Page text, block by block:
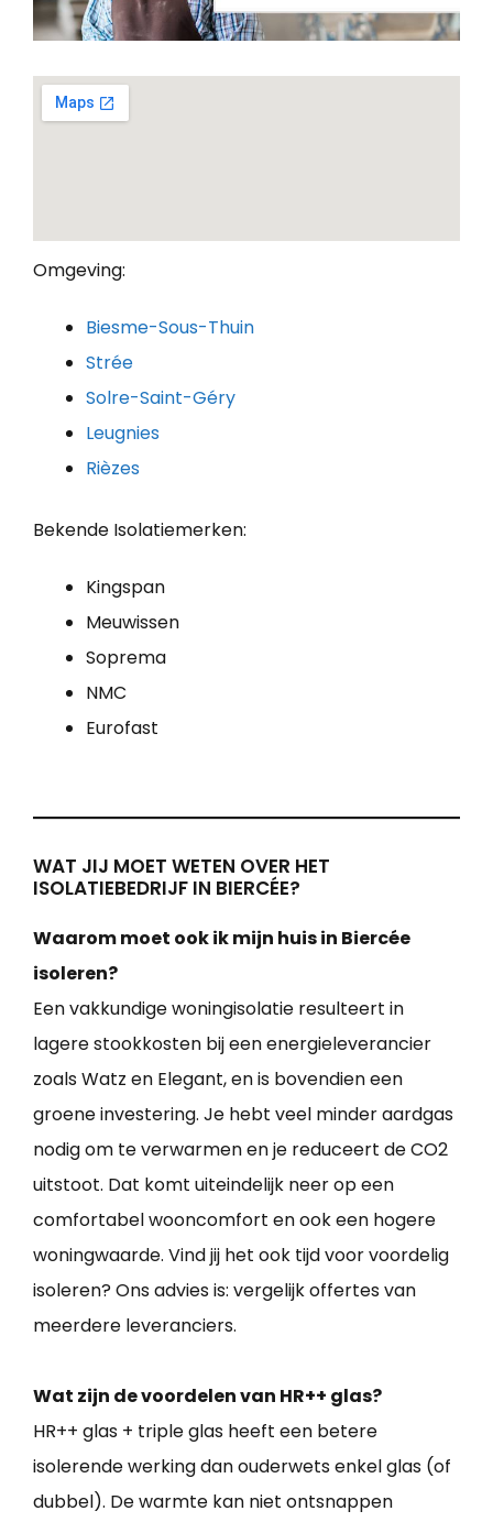
Omgeving:
Biesme-Sous-Thuin
Strée
Solre-Saint-Géry
Leugnies
Rièzes
Bekende Isolatiemerken:
Kingspan
Meuwissen
Soprema
NMC
Eurofast
WAT JIJ MOET WETEN OVER HET
ISOLATIEBEDRIJF IN BIERCÉE?
Waarom moet ook ik mijn huis in Biercée
isoleren?
Een vakkundige woningisolatie resulteert in
lagere stookkosten bij een energieleverancier
zoals Watz en Elegant, en is bovendien een
groene investering. Je hebt veel minder aardgas
nodig om te verwarmen en je reduceert de CO2
uitstoot. Dat komt uiteindelijk neer op een
comfortabel wooncomfort en ook een hogere
woningwaarde. Vind jij het ook tijd voor voordelig
isoleren? Ons advies is: vergelijk offertes van
meerdere leveranciers.
Wat zijn de voordelen van HR++ glas?
HR++ glas + triple glas heeft een betere
isolerende werking dan ouderwets enkel glas (of
dubbel). De warmte kan niet ontsnappen